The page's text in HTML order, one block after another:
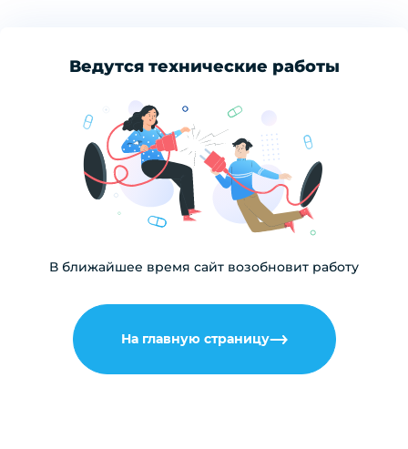
Ведутся технические работы
В ближайшее время сайт возобновит работу
На главную страницу